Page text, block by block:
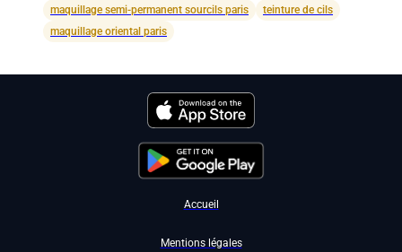
maquillage semi-permanent sourcils paris
teinture de cils
maquillage oriental paris
Accueil
Mentions légales